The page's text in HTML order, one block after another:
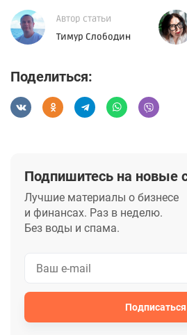
Автор статьи
Тимур Слободин
Поделиться:
Подпишитесь на новые
Лучшие материалы о бизнесе
и финансах. Раз в неделю.
Без воды и спама.
Подписаться